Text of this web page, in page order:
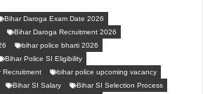
Bihar Daroga Exam Date 2026
Bihar Daroga Recruitment 2026
bihar police bharti 2026
Bihar Police SI Eligibility
Recruitment
bihar police upcoming vacancy
Bihar SI Salary
Bihar SI Selection Process